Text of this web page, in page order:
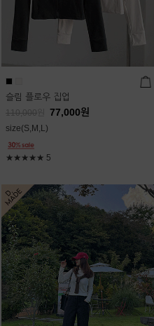
슬림 플로우 집업
110,000 77,000원
size(S,M,L)
★★★★★ 5